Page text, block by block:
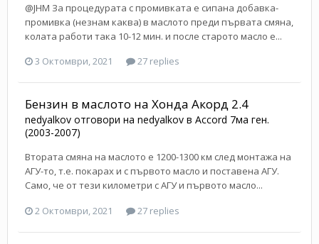
@JHM За процедурата с промивката е сипана добавка-
промивка (незнам каква) в маслото преди първата смяна,
колата работи така 10-12 мин. и после старото масло е...
3 Октомври, 2021
27 replies
Бензин в маслото на Хонда Акорд 2.4
nedyalkov отговори на nedyalkov в Accord 7ма ген.
(2003-2007)
Втората смяна на маслото е 1200-1300 км след монтажа на
АГУ-то, т.е. покарах и с първото масло и поставена АГУ.
Само, че от тези километри с АГУ и първото масло...
2 Октомври, 2021
27 replies